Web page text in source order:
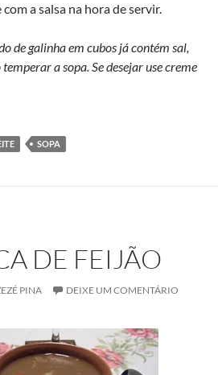
a salsa na hora de servir.
de galinha em cubos já contém sal,
a sopa. Se desejar use creme
SOPA
DE FEIJÃO
PINA DEIXE UM COMENTÁRIO